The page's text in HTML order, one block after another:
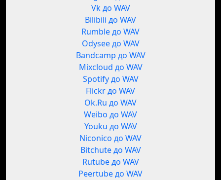
Vk до WAV
Bilibili до WAV
Rumble до WAV
Odysee до WAV
Bandcamp до WAV
Mixcloud до WAV
Spotify до WAV
Flickr до WAV
Ok.Ru до WAV
Weibo до WAV
Youku до WAV
Niconico до WAV
Bitchute до WAV
Rutube до WAV
Peertube до WAV